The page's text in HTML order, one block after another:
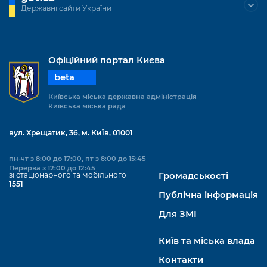
Підприємства, установи, організації
Kyiv International Relations
Річні звіти
Гендерна політика
Безбар'єрність
Київська міська військова адміністрація
Портал послуг
Міський застосунок Київ Цифровий
Уряд» – місцевий рівень»
Про відкриті дані
Публічні дашборди
Державні сайти України
Офіційний портал Києва
beta
Київська міська державна адміністрація
Київська міська рада
вул. Хрещатик, 36, м. Київ, 01001
пн-чт з 8:00 до 17:00, пт з 8:00 до 15:45
Перерва з 12:00 до 12:45
зі стаціонарного та мобільного
1551
Громадськості
Публічна інформація
Для ЗМІ
Київ та міська влада
Контакти